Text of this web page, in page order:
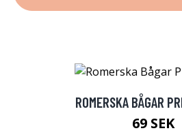
ROMERSKA BÅGAR
69 SEK